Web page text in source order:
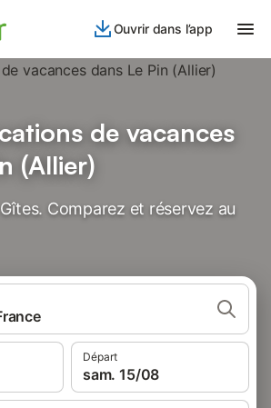
Ouvrir dans l’app
de vacances
(Allier)
Comparez et réservez au
Départ
sam. 15/08